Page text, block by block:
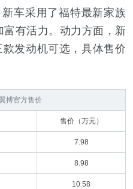
新车采用了福特最新家族
有活力。动力方面，新
发动机可选，具体售价
搏官方售价
售价（万元）
7.98
8.98
10.58